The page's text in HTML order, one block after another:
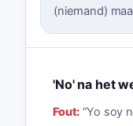
(niemand)
'No' na het
Fout: “Yo soy